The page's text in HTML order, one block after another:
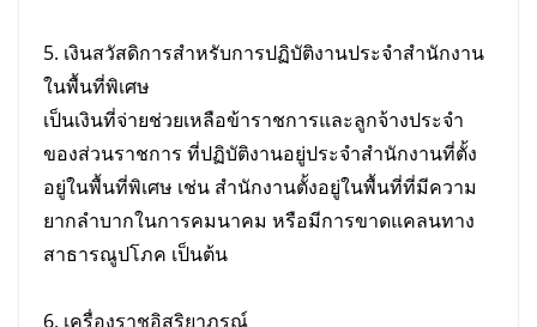
5. เงินสวัสดิการสำหรับการปฏิบัติงานประจำสำนักงาน
ในพื้นที่พิเศษ
เป็นเงินที่จ่ายช่วยเหลือข้าราชการและลูกจ้างประจำ
ของส่วนราชการ ที่ปฏิบัติงานอยู่ประจำสำนักงานที่ตั้ง
อยู่ในพื้นที่พิเศษ เช่น สำนักงานตั้งอยู่ในพื้นที่ที่มีความ
ยากลำบากในการคมนาคม หรือมีการขาดแคลนทาง
สาธารณูปโภค เป็นต้น
6. เครื่องราชอิสริยาภรณ์